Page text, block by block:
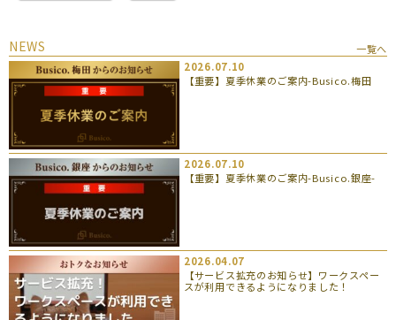
NEWS
一覧へ
2026.07.10
【重要】夏季休業のご案内-Busico.梅田
2026.07.10
【重要】夏季休業のご案内-Busico.銀座-
2026.04.07
【サービス拡充のお知らせ】ワークスペー
スが利用できるようになりました！